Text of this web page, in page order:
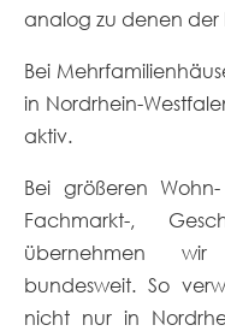
analog zu denen
Bei
in Nordrhein-
aktiv.
Bei größeren
Fachmarkt-,
übernehmen wir
bundesweit. So
nicht nur in